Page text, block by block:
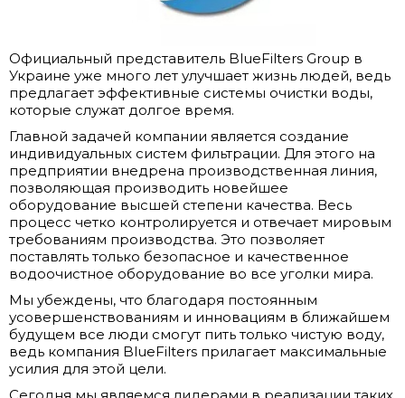
Официальный представитель BlueFilters Group в
Украине уже много лет улучшает жизнь людей, ведь
предлагает эффективные системы очистки воды,
которые служат долгое время.
Главной задачей компании является создание
индивидуальных систем фильтрации. Для этого на
предприятии внедрена производственная линия,
позволяющая производить новейшее
оборудование высшей степени качества. Весь
процесс четко контролируется и отвечает мировым
требованиям производства. Это позволяет
поставлять только безопасное и качественное
водоочистное оборудование во все уголки мира.
Мы убеждены, что благодаря постоянным
усовершенствованиям и инновациям в ближайшем
будущем все люди смогут пить только чистую воду,
ведь компания BlueFilters прилагает максимальные
усилия для этой цели.